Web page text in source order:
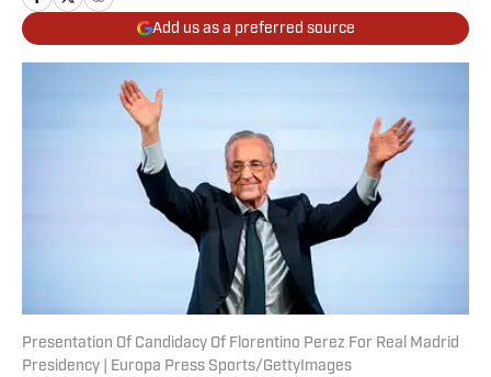
Add us as a preferred source
Presentation Of Candidacy Of Florentino Perez For Real Madrid
Presidency | Europa Press Sports/GettyImages